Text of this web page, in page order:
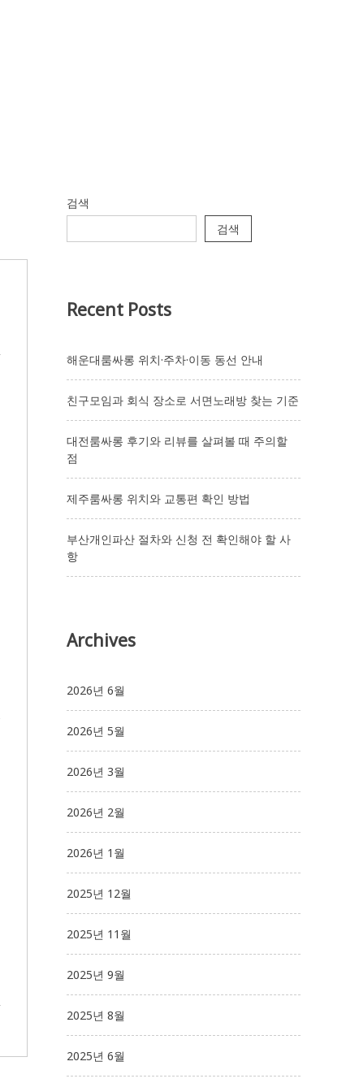
검색
검색
Recent Posts
해운대룸싸롱 위치·주차·이동 동선 안내
친구모임과 회식 장소로 서면노래방 찾는 기준
대전룸싸롱 후기와 리뷰를 살펴볼 때 주의할
점
제주룸싸롱 위치와 교통편 확인 방법
부산개인파산 절차와 신청 전 확인해야 할 사
항
Archives
2026년 6월
2026년 5월
2026년 3월
2026년 2월
2026년 1월
2025년 12월
2025년 11월
2025년 9월
2025년 8월
2025년 6월